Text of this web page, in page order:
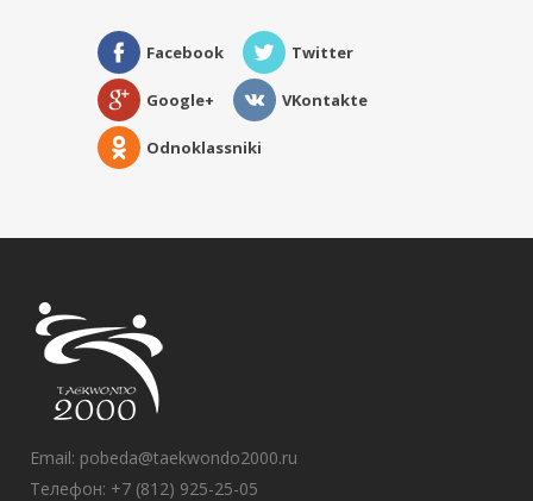
Facebook Twitter
Google+ VKontakte
Odnoklassniki
Email: pobeda@taekwondo2000.ru
Телефон: +7 (812) 925-25-05